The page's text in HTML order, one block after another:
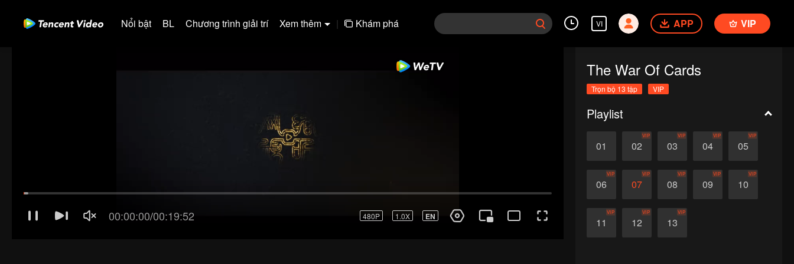
Nổi bật BL Chương trình giải trí Xem thêm | Khám phá VI APP VIP
The War Of Cards
Trọn bộ 13 tập VIP
Playlist
01 02
VIP
03
VIP
04
VIP
05
VIP
06
VIP
07
VIP
08
VIP
09
VIP
10
VIP
11
VIP
12
VIP
13
VIP